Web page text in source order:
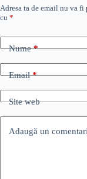
Adresa ta de email nu va fi
cu *
Nume*
Email*
Site web
Adaugă un